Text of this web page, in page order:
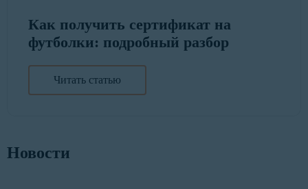
Как получить сертификат на
футболки: подробный разбор
Читать статью
Новости